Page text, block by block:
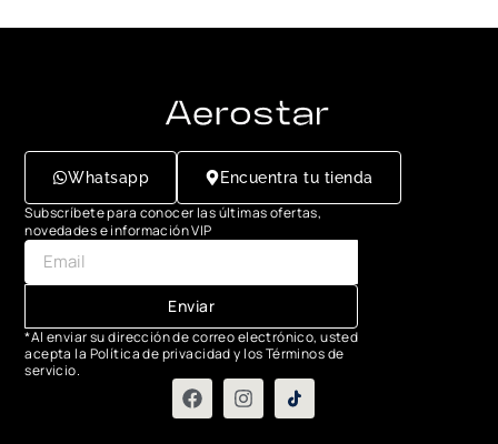
Whatsapp Encuentra tu tienda
Subscríbete para conocer las últimas ofertas,
novedades e información VIP
Enviar
*Al enviar su dirección de correo electrónico, usted
acepta la Política de privacidad y los Términos de
servicio.